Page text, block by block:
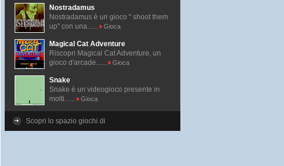
Nostradamus
Nostradamus è un gioco " shoot them
up" con una......
Gioca
Magical Cat Adventure
Riscopri Magical Cat Adventure, un
gioco d'arcade......
Gioca
Snake
Snake è un videogioco presente in
molti......
Gioca
Scopri lo spazio giochi di